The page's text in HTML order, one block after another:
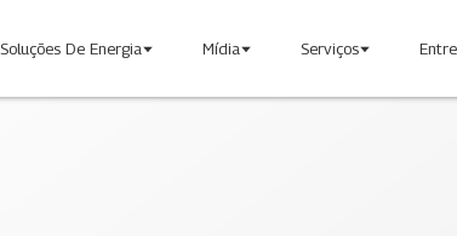
Soluções De Energia Mídia Serviços